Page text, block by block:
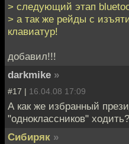
> следующий этап
> а так же рейды с
клавиатур!
добавил!!!
darkmike »
#17 | 16.04.08 17:09
А как же избранный
"одноклассников" ходить?
Сибиряк »